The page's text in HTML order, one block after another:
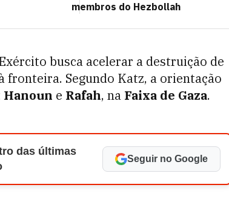
membros do Hezbollah
busca acelerar a destruição de
fronteira. Segundo Katz, a orientação
e Rafah, na Faixa de Gaza.
das últimas
Seguir no Google